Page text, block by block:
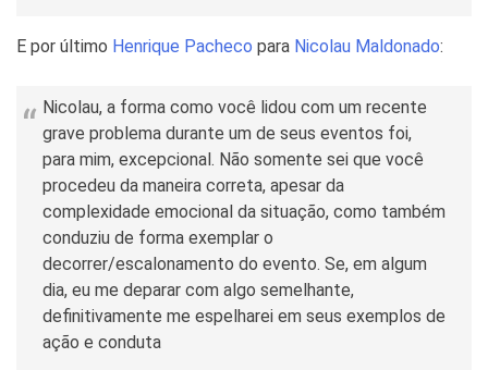
E por último Henrique Pacheco para Nicolau Maldonado:
Nicolau, a forma como você lidou com um recente
grave problema durante um de seus eventos foi,
para mim, excepcional. Não somente sei que você
procedeu da maneira correta, apesar da
complexidade emocional da situação, como também
conduziu de forma exemplar o
decorrer/escalonamento do evento. Se, em algum
dia, eu me deparar com algo semelhante,
definitivamente me espelharei em seus exemplos de
ação e conduta